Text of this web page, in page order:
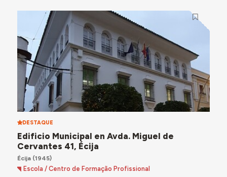
DESTAQUE
Edificio Municipal en Avda. Miguel de
Cervantes 41, Écija
Écija(1945)
Escola / Centro de Formação Profissional